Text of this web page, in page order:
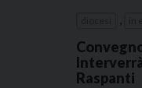
Raspanti